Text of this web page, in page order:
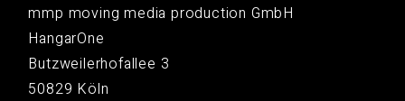
mmp moving media production GmbH
HangarOne
Butzweilerhofallee 3
50829 Köln